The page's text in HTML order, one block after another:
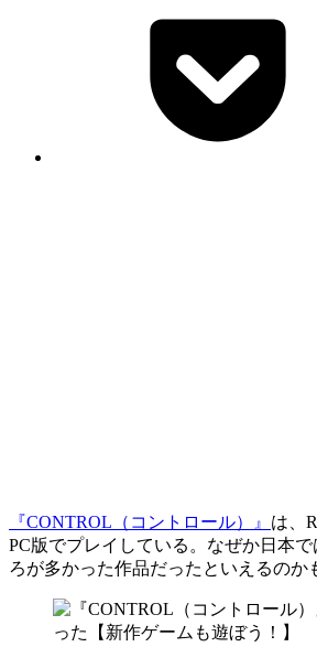
『CONTROL（コントロール）』 は、
PC版でプレイしている。なぜか日本
ろが多かった作品だったといえるのか